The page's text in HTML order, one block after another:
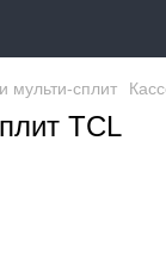
мульти-сплит
TCL